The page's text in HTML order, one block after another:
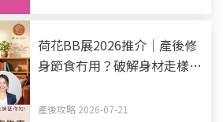
荷花BB展2026推介｜產後修
身節食冇用？破解身材走樣迷
復指南
產後攻略 2026-07-21